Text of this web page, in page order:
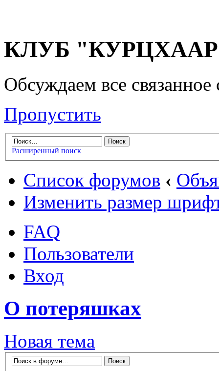
КЛУБ "КУРЦХААР"
Обсуждаем все
Пропустить
Расширенный поиск
Список форумов ‹
Изменить размер
FAQ
Пользователи
Вход
О потеряшках
Новая тема